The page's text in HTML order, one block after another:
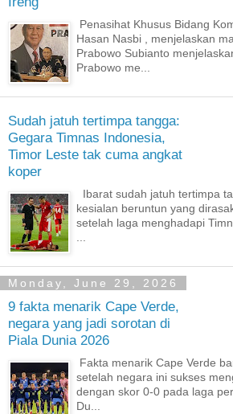
Penasihat Khusus Bidang
Hasan Nasbi , menjelaskan
Prabowo Subianto
Prabowo me...
Sudah jatuh tertimpa tangga:
Gegara Timnas Indonesia,
Timor Leste tak cuma angkat
koper
Ibarat sudah jatuh tertimpa
kesialan beruntun yang
setelah laga menghadapi
...
Monday, June 29, 2026
9 fakta menarik Cape Verde,
negara yang jadi sorotan di
Piala Dunia 2026
Fakta menarik Cape Verde
setelah negara ini sukses
dengan skor 0-0 pada laga
Du...